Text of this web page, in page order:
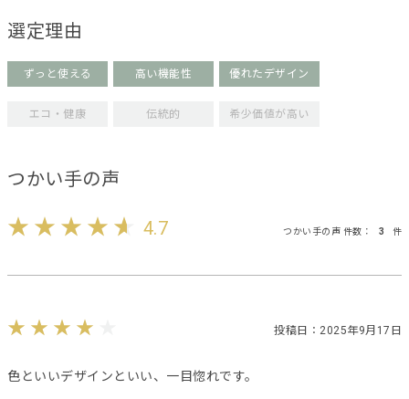
選定理由
ずっと使える 高い機能性 優れたデザイン
エコ・健康 伝統的 希少価値が高い
つかい手の声
4.7 つかい手の声 件数： 3 件
投稿日：2025年9月17日
色といいデザインといい、一目惚れです。